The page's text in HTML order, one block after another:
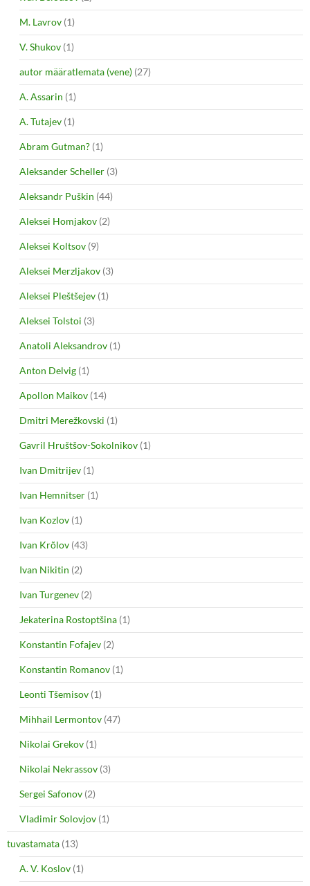
M. Lavrov (1)
V. Shukov (1)
autor määratlemata (vene) (27)
A. Assarin (1)
A. Tutajev (1)
Abram Gutman? (1)
Aleksander Scheller (3)
Aleksandr Puškin (44)
Aleksei Homjakov (2)
Aleksei Koltsov (9)
Aleksei Merzljakov (3)
Aleksei Pleštšejev (1)
Aleksei Tolstoi (3)
Anatoli Aleksandrov (1)
Anton Delvig (1)
Apollon Maikov (14)
Dmitri Merežkovski (1)
Gavril Hruštšov-Sokolnikov (1)
Ivan Dmitrijev (1)
Ivan Hemnitser (1)
Ivan Kozlov (1)
Ivan Krõlov (43)
Ivan Nikitin (2)
Ivan Turgenev (2)
Jekaterina Rostoptšina (1)
Konstantin Fofajev (2)
Konstantin Romanov (1)
Leonti Tšemisov (1)
Mihhail Lermontov (47)
Nikolai Grekov (1)
Nikolai Nekrassov (3)
Sergei Safonov (2)
Vladimir Solovjov (1)
tuvastamata (13)
A. V. Koslov (1)